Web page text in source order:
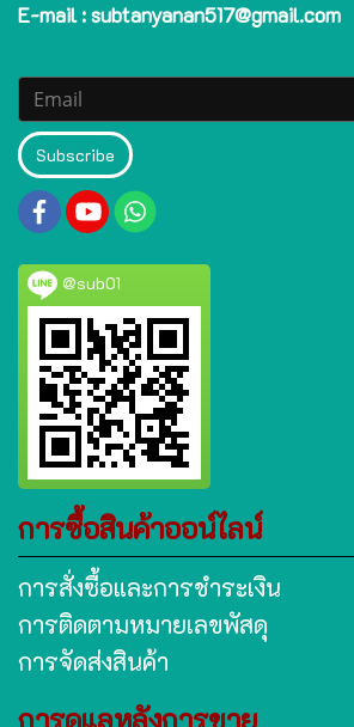
E-mail : subtanyanan517@gmail.com
Subscribe
@sub01
การซื้อสินค้าออน์ไลน์
การสั่งซื้อและการชำระเงิน
การติดตามหมายเลขพัสดุ
การจัดส่งสินค้า
การดูแลหลังการขาย